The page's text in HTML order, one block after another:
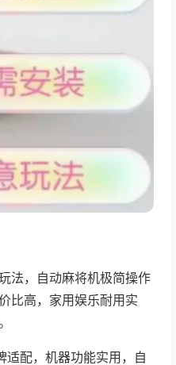
法，自动麻将机极简操作
比高，家用娱乐耐用实
适配，机器功能实用，自